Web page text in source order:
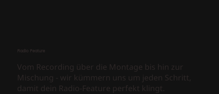
Radio Feature
Vom Recording über die Montage bis hin zur
Mischung - wir kümmern uns um jeden Schritt,
damit dein Radio-Feature perfekt klingt.